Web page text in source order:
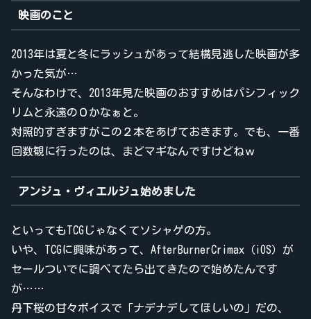
映画のこと
2013年は夏と冬にラッシュがあって結構見逃した映画が多
かった気が…
そんなわけで、2013年見た映画のおすすめはパシフィック
リムと永遠の０かなぁと。
対照的すぎますがこの２本をあげておきます。でも、一番
回数観に行ったのは、まどマギなんですけどねｗ
アンジュ・ヴィエルジュ始めました
といってもTCGじゃなくてソシャゲの方。
いや、TCGに興味があって、AfterBurnerCrimax（iOS）が
セールついでに調べてたら出てきたので始めたんです
が……
丹下桜の甘々ボイスで「ナデナデしてほしいの」だの、